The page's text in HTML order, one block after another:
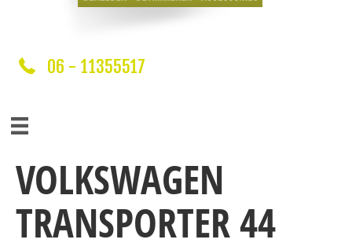
06 - 11355517
VOLKSWAGEN
TRANSPORTER 44